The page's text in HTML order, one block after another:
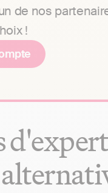
de nos
!